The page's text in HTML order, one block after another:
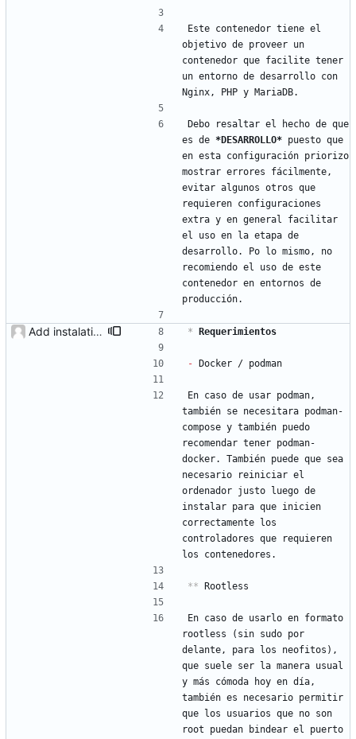
Este contenedor tiene el
objetivo de proveer un
contenedor que facilite tener
un entorno de desarrollo con
Nginx, PHP y MariaDB.
Debo resaltar el hecho de que
es de *DESARROLLO* puesto que
en esta configuración priorizo
mostrar errores fácilmente,
evitar algunos otros que
requieren configuraciones
extra y en general facilitar
el uso en la etapa de
desarrollo. Po lo mismo, no
recomiendo el uso de este
contenedor en entornos de
producción.
Add instalation config. * Requerimientos
- Docker / podman
En caso de usar podman,
también se necesitara podman-
compose y también puedo
recomendar tener podman-
docker. También puede que sea
necesario reiniciar el
ordenador justo luego de
instalar para que inicien
correctamente los
controladores que requieren
los contenedores.
** Rootless
En caso de usarlo en formato
rootless (sin sudo por
delante, para los neofitos),
que suele ser la manera usual
y más cómoda hoy en día,
también es necesario permitir
que los usuarios que no son
root puedan bindear el puerto